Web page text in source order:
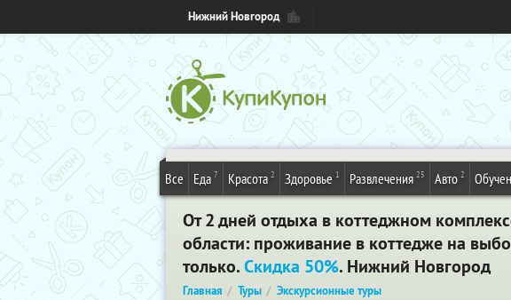
Нижний Новгород
Все Еда 7 Красота 2 Здоровье 1 Развлечения 25 Авто 2
От 2 дней отдыха в коттеджном
области: проживание в коттедже на
только.Скидка 50%. Нижний Новгород
Главная Туры Экскурсионные туры